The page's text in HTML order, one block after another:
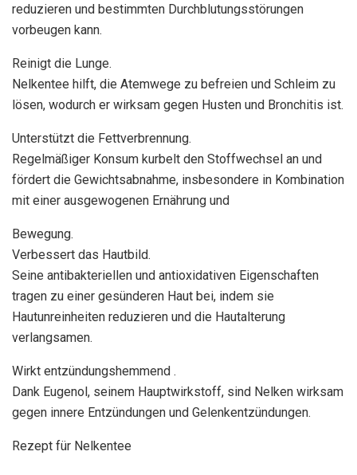
reduzieren und bestimmten Durchblutungsstörungen
vorbeugen kann.
Reinigt die Lunge.
Nelkentee hilft, die Atemwege zu befreien und Schleim zu
lösen, wodurch er wirksam gegen Husten und Bronchitis ist.
Unterstützt die Fettverbrennung.
Regelmäßiger Konsum kurbelt den Stoffwechsel an und
fördert die Gewichtsabnahme, insbesondere in Kombination
mit einer ausgewogenen Ernährung und
Bewegung.
Verbessert das Hautbild.
Seine antibakteriellen und antioxidativen Eigenschaften
tragen zu einer gesünderen Haut bei, indem sie
Hautunreinheiten reduzieren und die Hautalterung
verlangsamen.
Wirkt entzündungshemmend .
Dank Eugenol, seinem Hauptwirkstoff, sind Nelken wirksam
gegen innere Entzündungen und Gelenkentzündungen.
Rezept für Nelkentee